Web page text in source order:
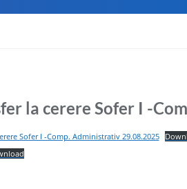
la cerere Sofer I -
Sofer I -Comp. Administrativ 29.08.2025